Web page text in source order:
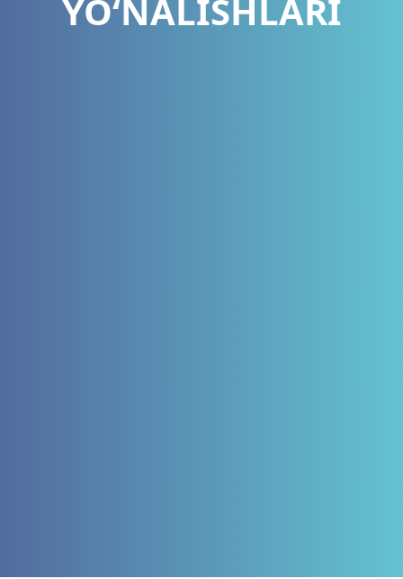
YO‘NALISHLARI